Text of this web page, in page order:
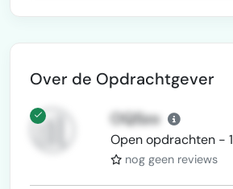
Over de Opdrachtgever
OQSzo
Open opdrachten - 1
nog geen reviews